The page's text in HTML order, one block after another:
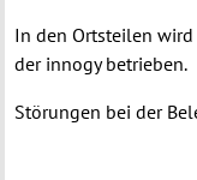
In den Ortsteilen
der innogy betrieben.
Störungen bei der